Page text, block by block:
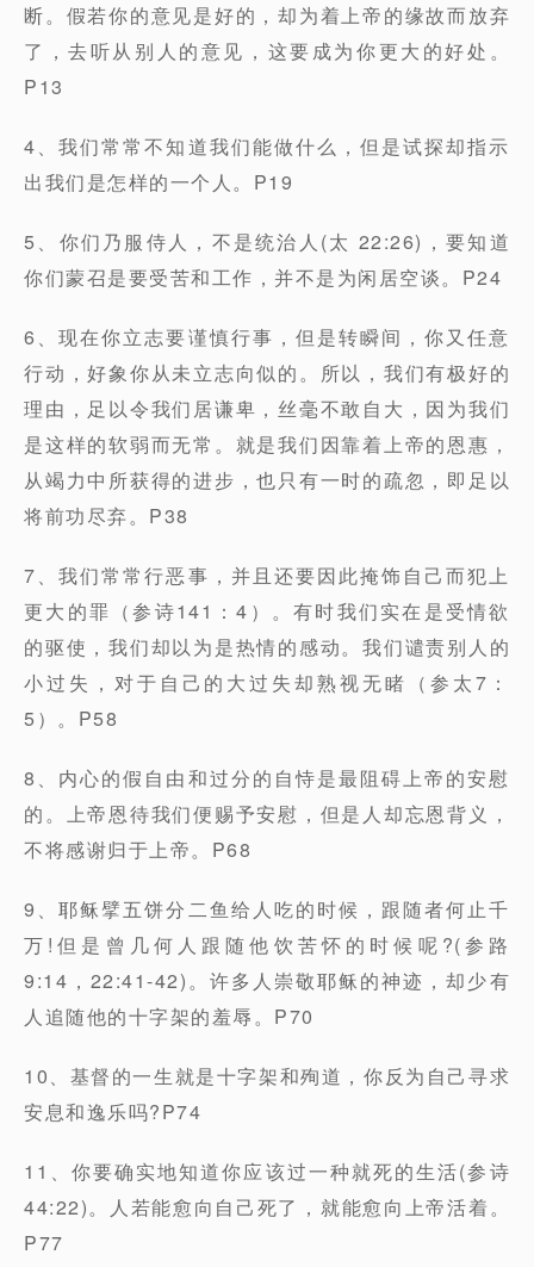
断。假若你的意见是好的，却为着上帝的缘故而放弃
了，去听从别人的意见，这要成为你更大的好处。
P13
4、我们常常不知道我们能做什么，但是试探却指示
出我们是怎样的一个人。P19
5、你们乃服侍人，不是统治人(太 22:26)，要知道
你们蒙召是要受苦和工作，并不是为闲居空谈。P24
6、现在你立志要谨慎行事，但是转瞬间，你又任意
行动，好象你从未立志向似的。所以，我们有极好的
理由，足以令我们居谦卑，丝毫不敢自大，因为我们
是这样的软弱而无常。就是我们因靠着上帝的恩惠，
从竭力中所获得的进步，也只有一时的疏忽，即足以
将前功尽弃。P38
7、我们常常行恶事，并且还要因此掩饰自己而犯上
更大的罪（参诗141：4）。有时我们实在是受情欲
的驱使，我们却以为是热情的感动。我们谴责别人的
小过失，对于自己的大过失却熟视无睹（参太7：
5）。P58
8、内心的假自由和过分的自恃是最阻碍上帝的安慰
的。上帝恩待我们便赐予安慰，但是人却忘恩背义，
不将感谢归于上帝。P68
9、耶稣擘五饼分二鱼给人吃的时候，跟随者何止千
万!但是曾几何人跟随他饮苦怀的时候呢?(参路
9:14，22:41-42)。许多人崇敬耶稣的神迹，却少有
人追随他的十字架的羞辱。P70
10、基督的一生就是十字架和殉道，你反为自己寻求
安息和逸乐吗?P74
11、你要确实地知道你应该过一种就死的生活(参诗
44:22)。人若能愈向自己死了，就能愈向上帝活着。
P77